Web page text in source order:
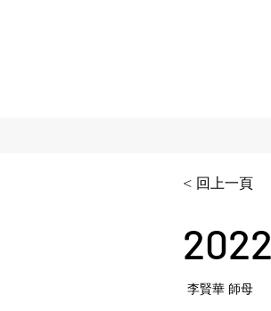
< 回上一頁
李賢華 師母